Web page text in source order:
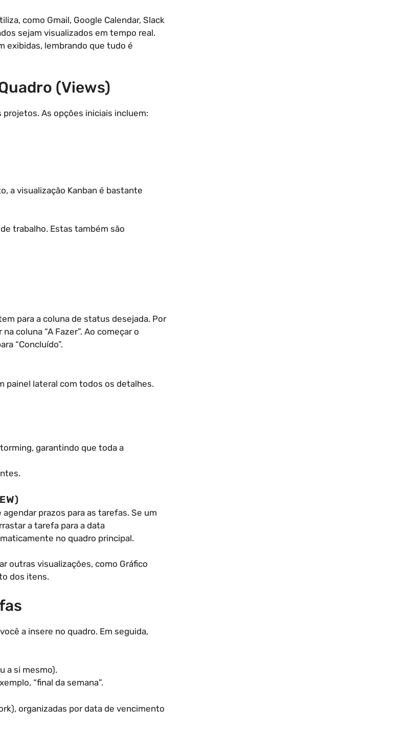
como Gmail, Google Calendar, Slack
sejam visualizados em tempo real.
exibidas, lembrando que tudo é
(Views)
As opções iniciais incluem:
a visualização Kanban é bastante
trabalho. Estas também são
para a coluna de status desejada. Por
coluna “A Fazer”. Ao começar o
“Concluído”.
painel lateral com todos os detalhes.
garantindo que toda a
prazos para as tarefas. Se um
a tarefa para a data
no quadro principal.
outras visualizações, como Gráfico
dos itens.
a insere no quadro. Em seguida,
a si mesmo).
“final da semana”.
organizadas por data de vencimento